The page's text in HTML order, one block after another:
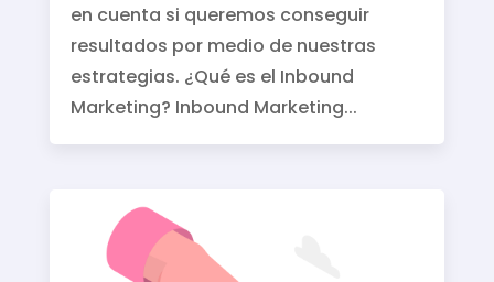
en cuenta si queremos conseguir
resultados por medio de nuestras
estrategias. ¿Qué es el Inbound
Marketing? Inbound Marketing...